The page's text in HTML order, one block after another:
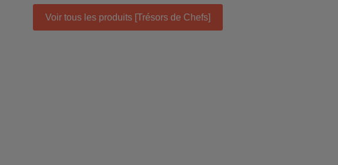
Voir tous les produits [Trésors de Chefs]